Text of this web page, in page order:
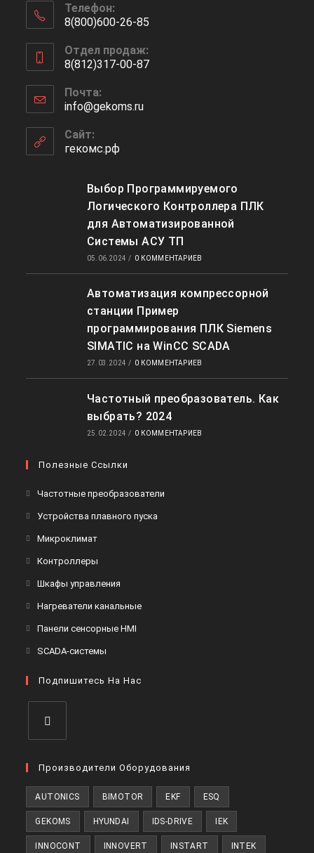
Телефон:
8(800)600-26-85
в
вашем
приложении
Отдел продаж:
8(812)317-00-87
в
вашем
приложении
Почта:
info@gekoms.ruОткроется
Сайт:
гекомс.рф
Выбор Программируемого
Логического Контроллера ПЛК
для Автоматизированной
Системы АСУ ТП
05.06.2024 / 0 КОММЕНТАРИЕВ
Автоматизация компрессорной
станции Пример
программирования ПЛК Siemens
SIMATIC на WinCC SCADA
27.03.2024 / 0 КОММЕНТАРИЕВ
Частотный преобразователь. Как
выбрать? 2024
25.02.2024 / 0 КОММЕНТАРИЕВ
Полезные Ссылки
Частотные преобразователи
Устройства плавного пуска
МикроклиматОткроется
вкладке
Контроллеры
вкладке
Шкафы управления
вкладке
Нагреватели канальныеОткроется
Панели сенсорные HMI
вкладке
SCADA-системы
новой
Подпишитесь На Нас
в
вкладке
Производители Оборудования
AUTONICS BIMOTOR EKF ESQ
GEKOMS HYUNDAI IDS-DRIVE IEK
INNOCONT INNOVERT INSTART INTEK